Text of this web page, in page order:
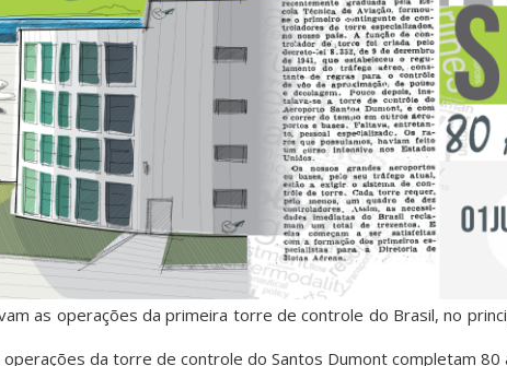
as operações da primeira torre de controle do Brasil, no
da torre de controle do Santos Dumont completam 80